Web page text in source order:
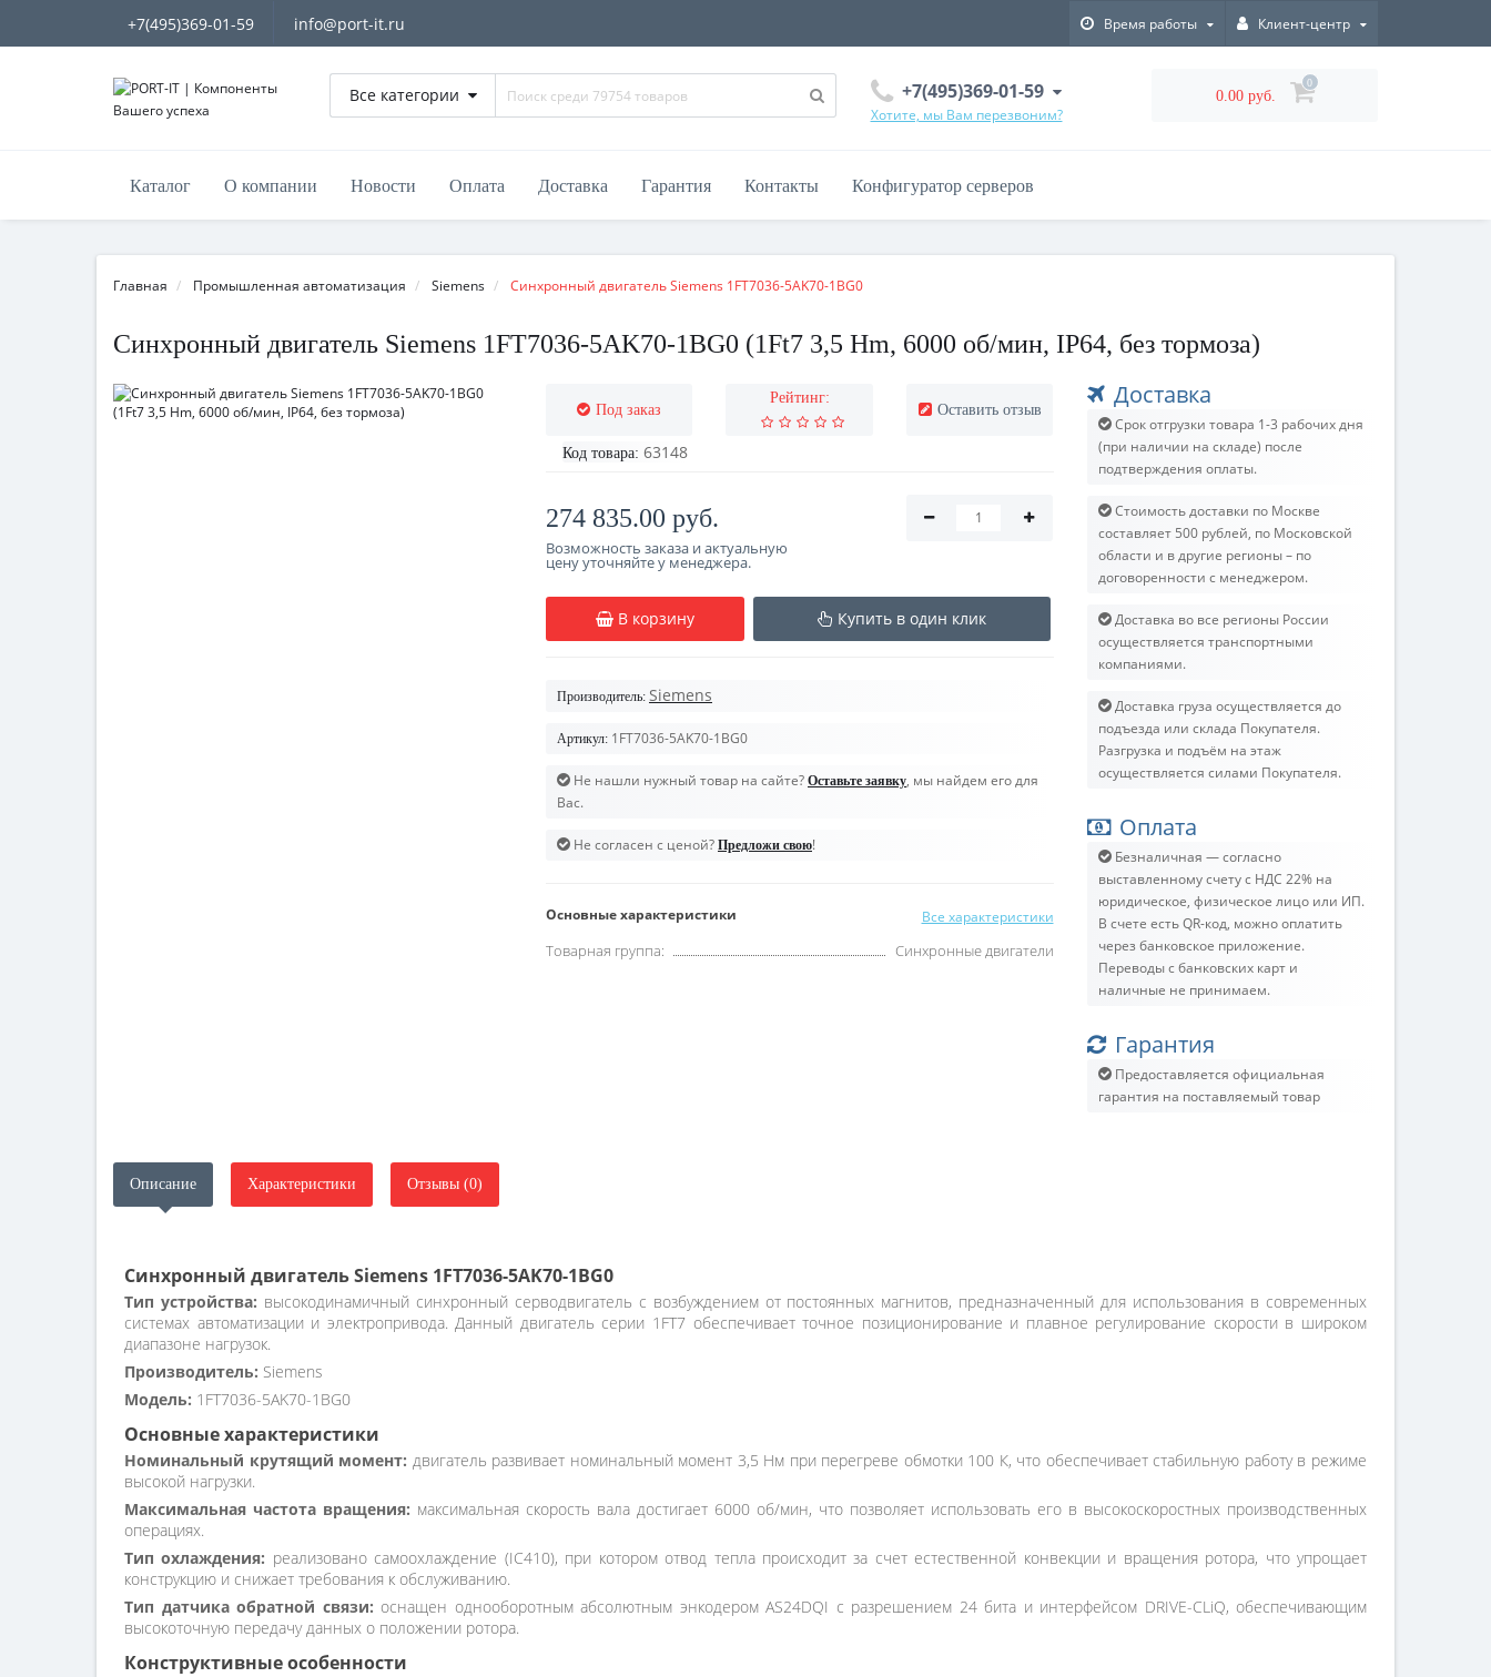
+7(495)369-01-59 info@port-it.ru Время работы Клиент-центр
Все категории +7(495)369-01-59
Хотите, мы Вам перезвоним?
0.00 руб.
0
Каталог О компании Новости Оплата Доставка Гарантия Контакты Конфигуратор серверов
Главная Промышленная автоматизация Siemens Синхронный двигатель Siemens 1FT7036-5AK70-1BG0
Синхронный двигатель Siemens 1FT7036-5AK70-1BG0 (1Ft7 3,5 Hm, 6000 об/мин, IP64, без тормоза)
Под заказ
Рейтинг:
Оставить отзыв
Код товара: 63148
274 835.00 руб.
Возможность заказа и актуальную
цену уточняйте у менеджера.
В корзину Купить в один клик
Производитель: Siemens
Артикул: 1FT7036-5AK70-1BG0
Не нашли нужный товар на сайте? Оставьте заявку, мы найдем его для
Вас.
Не согласен с ценой? Предложи свою!
Основные характеристики Все характеристики
Товарная группа: Синхронные двигатели
Доставка
Срок отгрузки товара 1-3 рабочих дня
(при наличии на складе) после
подтверждения оплаты.
Стоимость доставки по Москве
составляет 500 рублей, по Московской
области и в другие регионы – по
договоренности с менеджером.
Доставка во все регионы России
осуществляется транспортными
компаниями.
Доставка груза осуществляется до
подъезда или склада Покупателя.
Разгрузка и подъём на этаж
осуществляется силами Покупателя.
Оплата
Безналичная — согласно
выставленному счету c НДС 22% на
юридическое, физическое лицо или ИП.
В счете есть QR-код, можно оплатить
через банковское приложение.
Переводы с банковских карт и
наличные не принимаем.
Гарантия
Предоставляется официальная
гарантия на поставляемый товар
Описание Характеристики Отзывы (0)
Синхронный двигатель Siemens 1FT7036-5AK70-1BG0
Тип устройства: высокодинамичный синхронный серводвигатель с возбуждением от постоянных магнитов, предназначенный для использования в современных
системах автоматизации и электропривода. Данный двигатель серии 1FT7 обеспечивает точное позиционирование и плавное регулирование скорости в широком
диапазоне нагрузок.
Производитель: Siemens
Модель: 1FT7036-5AK70-1BG0
Основные характеристики
Номинальный крутящий момент: двигатель развивает номинальный момент 3,5 Нм при перегреве обмотки 100 К, что обеспечивает стабильную работу в режиме
высокой нагрузки.
Максимальная частота вращения: максимальная скорость вала достигает 6000 об/мин, что позволяет использовать его в высокоскоростных производственных
операциях.
Тип охлаждения: реализовано самоохлаждение (IC410), при котором отвод тепла происходит за счет естественной конвекции и вращения ротора, что упрощает
конструкцию и снижает требования к обслуживанию.
Тип датчика обратной связи: оснащен однооборотным абсолютным энкодером AS24DQI с разрешением 24 бита и интерфейсом DRIVE-CLiQ, обеспечивающим
высокоточную передачу данных о положении ротора.
Конструктивные особенности